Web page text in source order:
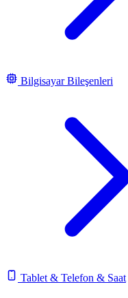
Bilgisayar Bileşenleri
Tablet & Telefon & Saat